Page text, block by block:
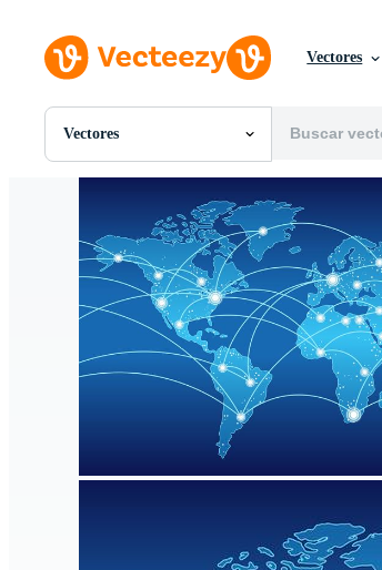
Vectores
Vectores
Todas Imágenes
PSDs
SVGs
Plantillas
Vectores
Videos
Gráficos en Movimiento
Imágenes Editoriales
Eventos Editoriales